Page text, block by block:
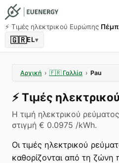
⚡️ Τιμές ηλεκτρικού Ευρώπης
🇬🇷EL▾
Αρχική › 🇫🇷 Γαλλία › Pau
⚡️Τιμές ηλεκτρικού
Η τιμή ηλεκτρικού
στιγμή € 0.0975 /kWh.
Οι τιμές ηλεκτρικού
καθορίζονται από τη